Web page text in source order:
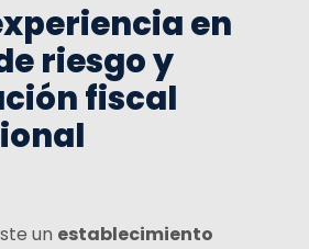
en
riesgo y
fiscal
un establecimiento